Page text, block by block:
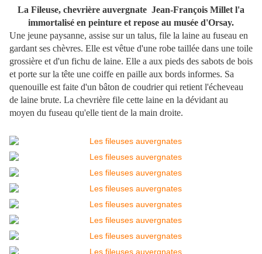
La Fileuse, chevrière auvergnate Jean-François Millet l'a
immortalisé en peinture et repose au musée d'Orsay.
Une jeune paysanne, assise sur un talus, file la laine au fuseau en
gardant ses chèvres. Elle est vêtue d'une robe taillée dans une toile
grossière et d'un fichu de laine. Elle a aux pieds des sabots de bois
et porte sur la tête une coiffe en paille aux bords informes. Sa
quenouille est faite d'un bâton de coudrier qui retient l'écheveau
de laine brute. La chevrière file cette laine en la dévidant au
moyen du fuseau qu'elle tient de la main droite.